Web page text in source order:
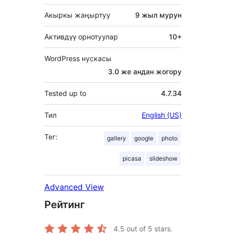
Акыркы жаңыртуу 9 жыл мурун
Активдүү орнотуулар 10+
WordPress нускасы
3.0 же андан жогору
Tested up to 4.7.34
Тил English (US)
Тег: gallery google photo
picasa slideshow
Advanced View
Рейтинг
4.5 out of 5 stars.